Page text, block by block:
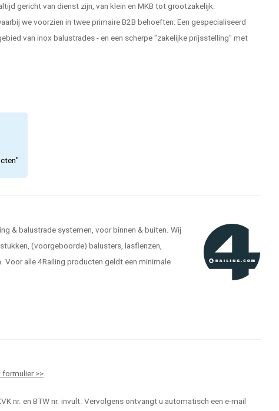
gericht van dienst zijn, van klein en MKB tot grootzakelijk.
we voorzien in twee primaire B2B behoeften: Een gespecialiseerd
van inox balustrades - en een scherpe "zakelijke prijsstelling" met
& balustrade systemen, voor binnen & buiten. Wij
(voorgeboorde) balusters, lasflenzen,
Voor alle 4Railing producten geldt een minimale
>>.
nr. en BTW nr. invult. Vervolgens ontvangt u automatisch een e-mail